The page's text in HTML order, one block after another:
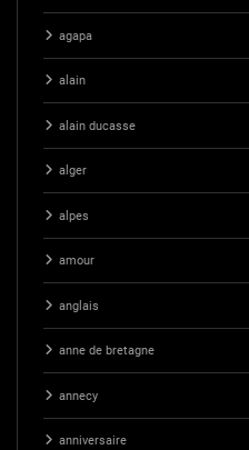
agapa
alain
alain ducasse
alger
alpes
amour
anglais
anne de bretagne
annecy
anniversaire